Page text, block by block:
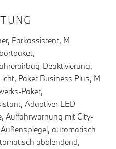
Parkassistent, M
Deaktivierung,
Paket Business Plus, M
Paket,
Adaptiver LED
Auffahrwarnung mit City-
automatisch
abblendend,